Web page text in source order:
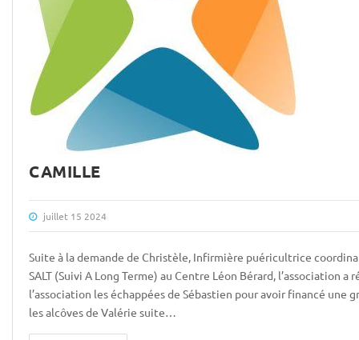
CAMILLE
juillet 15 2024
Suite à la demande de Christèle, Infirmière puéricultrice
SALT (Suivi A Long Terme) au Centre Léon Bérard, l’association
l’association les échappées de Sébastien pour avoir financé
les alcôves de Valérie suite…